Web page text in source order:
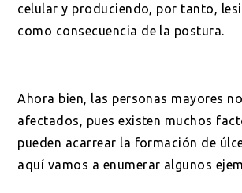
celular y produciendo, por tanto,
como consecuencia de la postura.
Ahora bien, las personas mayores
afectados, pues existen muchos
pueden acarrear la formación de
aquí vamos a enumerar algunos